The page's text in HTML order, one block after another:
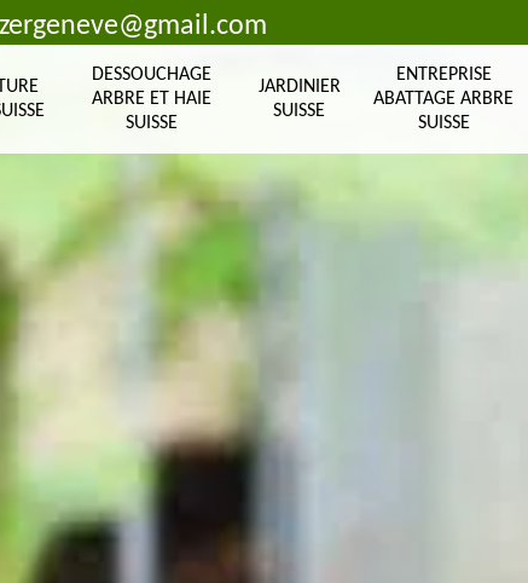
DESSOUCHAGE
ARBRE ET HAIE
SUISSE
JARDINIER
SUISSE
ENTREPRISE
ABATTAGE ARBRE
SUISSE